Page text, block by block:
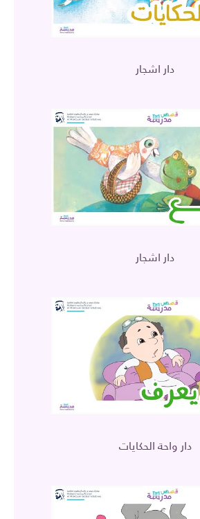
دار اشجار
دار اشجار
دار واحة الحكايات